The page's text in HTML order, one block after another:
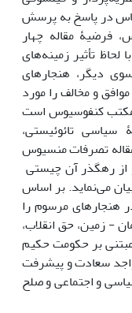
در پاسخ به پرسش
فرضیۀ مقاله چهار
تأثیر زمینه‏‌های
دیگر، هنجارهای
و مخالف را مورد
مکتب کنفوسیوس است
تائوئیستی،
تصرفات منسیوس
از رهگذر آن چیستی
می‏‌نماید. بر اساس
هنجارهای مرسوم را
- زمین، حق انقلاب،
بر حکومت حکیم
سعادت و پیشرفت
و اجتماعی و صلح